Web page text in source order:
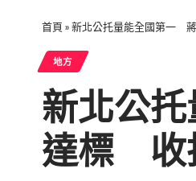
首頁 »新北公托量能全國第一
地方
新北公
達標 收